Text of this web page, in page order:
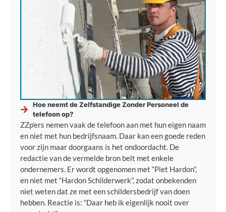
Hoe neemt de Zelfstandige Zonder Personeel de
telefoon op?
ZZp’ers nemen vaak de telefoon aan met hun eigen naam
en niet met hun bedrijfsnaam. Daar kan een goede reden
voor zijn maar doorgaans is het ondoordacht. De
redactie van de vermelde bron belt met enkele
ondernemers. Er wordt opgenomen met “Piet Hardon”,
en niet met “Hardon Schilderwerk”, zodat onbekenden
niet weten dat ze met een schildersbedrijf van doen
hebben. Reactie is: “Daar heb ik eigenlijk nooit over